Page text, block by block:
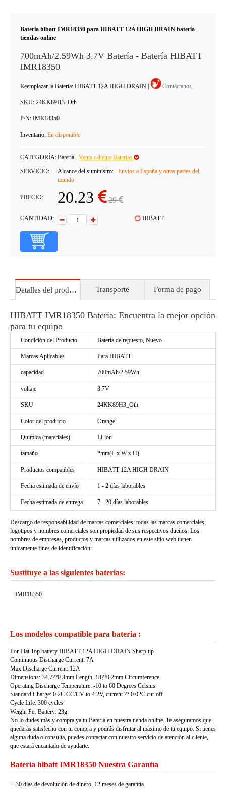
Batería hibatt IMR18350 para HIBATT 12A HIGH DRAIN batería
tiendas online
700mAh/2.59Wh 3.7V Batería - Batería HIBATT
IMR18350
Reemplazar la Batería: HIBATT 12A HIGH DRAIN Contáctanos
SKU: 24KK89H3_Oth
P/N: IMR18350
Inventario: En disponible
CATEGORÍA:Batería
Venta caliente Baterías
SERVICIO:
Alcance del suministro:
Envíos a España y otras partes del
mundo
PRECIO: 20.23 29
CANTIDAD: HIBATT
Detalles del producto Transporte Forma de pago
HIBATT IMR18350 Batería: Encuentra la mejor opción
para tu equipo
Condición del Producto Batería de repuesto, Nuevo
Marcas Aplicables Para HIBATT
capacidad 700mAh/2.59Wh
voltaje 3.7V
SKU 24KK89H3_Oth
Color del producto Orange
Química (materiales) Li-ion
tamaño *mm(L x W x H)
Productos compatibles HIBATT 12A HIGH DRAIN
Fecha estimada de envío 1 - 2 días laborables
Fecha estimada de entrega 7 - 20 días laborables
Descargo de responsabilidad de marcas comerciales: todas las marcas comerciales,
logotipos y nombres comerciales son propiedad de sus respectivos dueños. Los
nombres de empresas, productos y marcas utilizados en este sitio web tienen
únicamente fines de identificación.
Sustituye a las siguientes baterias:
IMR18350
Los modelos compatible para bateria :
For Flat Top battery HIBATT 12A HIGH DRAIN Sharp tip
Continuous Discharge Current: 7A
Max Discharge Current: 12A
Dimensions: 34.7??0.3mm Length, 18??0.2mm Circumference
Operating Discharge Temperature: -10 to 60 Degrees Celsius
Standard Charge: 0.2C CC/CV to 4.2V, current ?? 0.02C cut-off
Cycle Life: 300 cycles
Weight Per Battery: 23g
No lo dudes más y compra ya tu Batería en nuestra tienda online. Te aseguramos que
quedarás satisfecho con tu compra y podrás disfrutar al máximo de tu equipo. Si tienes
alguna duda o consulta, puedes contactar con nuestro servicio de atención al cliente,
que estará encantado de ayudarte.
Batería hibatt IMR18350 Nuestra Garantía
-- 30 días de devolución de dinero, 12 meses de garantía.